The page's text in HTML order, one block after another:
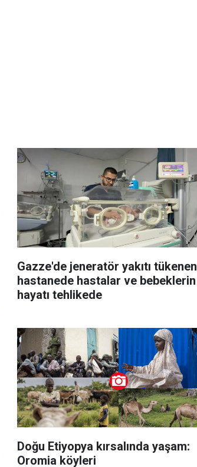
Gazze'de jeneratör yakıtı tükenen
hastanede hastalar ve bebeklerin
hayatı tehlikede
Doğu Etiyopya kırsalında yaşam:
Oromia köyleri